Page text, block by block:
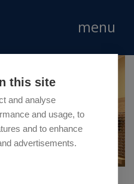
this site
and analyse
and usage, to
and to enhance
advertisements.
menu